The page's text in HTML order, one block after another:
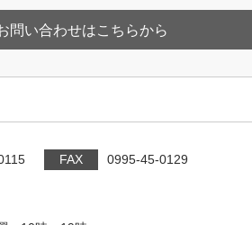
問い合わせはこちらから
FAX 0995-45-0129